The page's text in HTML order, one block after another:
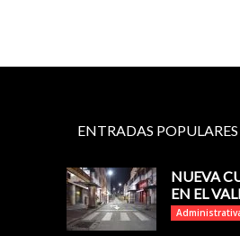
ENTRADAS POPULARES
NUEVA
EN EL